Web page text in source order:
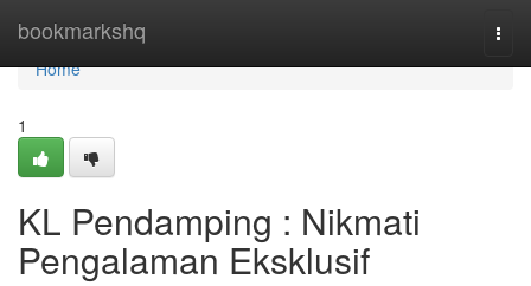
bookmarkshq
Home
Home
1
KL Pendamping : Nikmati
Pengalaman Eksklusif